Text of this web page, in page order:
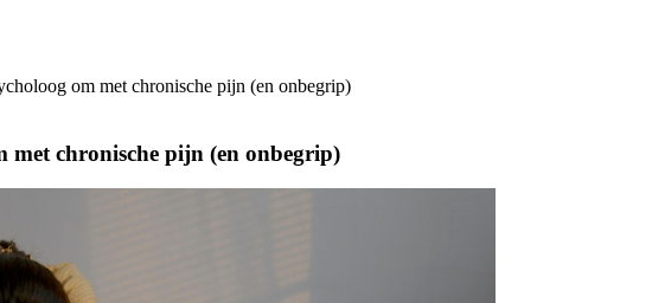
om met chronische pijn (en onbegrip)
met chronische pijn (en onbegrip)